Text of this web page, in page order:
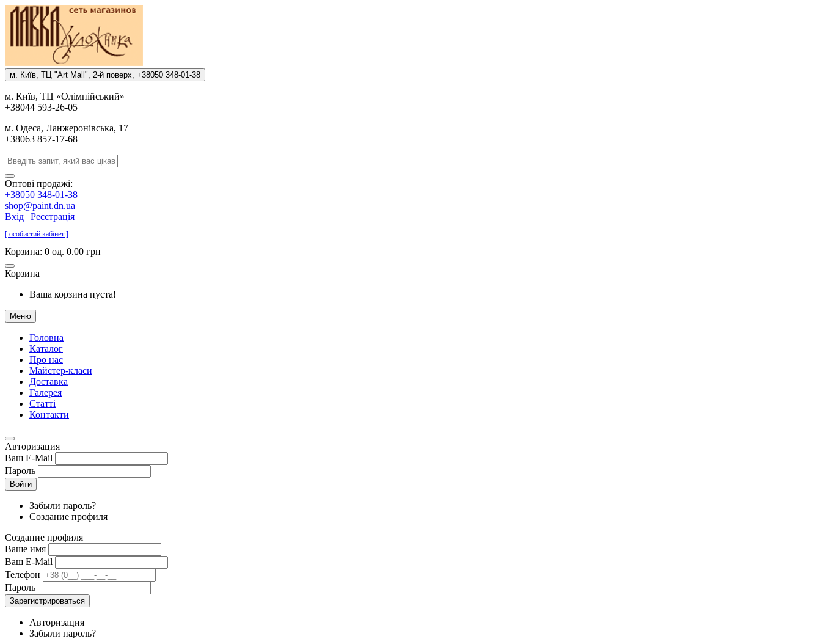
м. Киïв, ТЦ "Art Mall", 2-й поверх, +38050 348-01-38
м. Киïв, ТЦ «Олiмпiйський»
+38044 593-26-05
м. Одеса, Ланжеронiвська, 17
+38063 857-17-68
Оптові продажі:
+38050 348-01-38
shop@paint.dn.ua
Вхід | Реєстрація
[ особистий кабінет ]
Корзина: 0 од. 0.00 грн
Корзина
Ваша корзина пуста!
Меню
Головна
Каталог
Про нас
Майстер-класи
Доставка
Галерея
Статтi
Контакти
Авторизация
Ваш E-Mail
Пароль
Войти
Забыли пароль?
Создание профиля
Создание профиля
Ваше имя
Ваш E-Mail
Телефон
Пароль
Зарегистрироваться
Авторизация
Забыли пароль?